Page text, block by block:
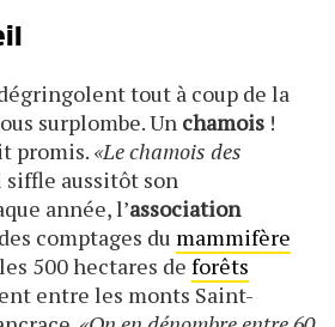
tout à coup de la
surplombe. Un chamois !
promis. «Le chamois des
siffle aussitôt son
année, l’association
comptages du mammifère
500 hectares de forêts
entre les monts Saint-